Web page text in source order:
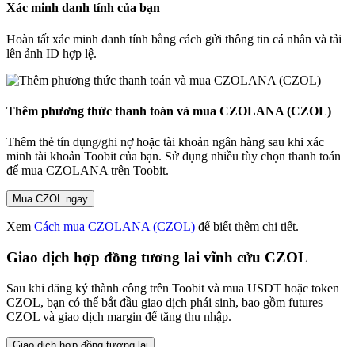
Xác minh danh tính của bạn
Hoàn tất xác minh danh tính bằng cách gửi thông tin cá nhân và tải
lên ảnh ID hợp lệ.
Thêm phương thức thanh toán và mua CZOLANA (CZOL)
Thêm thẻ tín dụng/ghi nợ hoặc tài khoản ngân hàng sau khi xác
minh tài khoản Toobit của bạn. Sử dụng nhiều tùy chọn thanh toán
để mua CZOLANA trên Toobit.
Mua CZOL ngay
Xem Cách mua CZOLANA (CZOL) để biết thêm chi tiết.
Giao dịch hợp đồng tương lai vĩnh cửu CZOL
Sau khi đăng ký thành công trên Toobit và mua USDT hoặc token
CZOL, bạn có thể bắt đầu giao dịch phái sinh, bao gồm futures
CZOL và giao dịch margin để tăng thu nhập.